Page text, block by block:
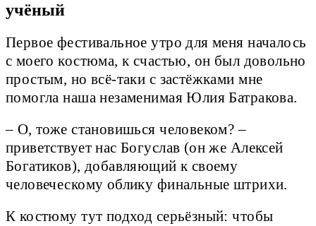
учёный
Первое фестивальное утро для меня началось
с моего костюма, к счастью, он был довольно
простым, но всё-таки с застёжками мне
помогла наша незаменимая Юлия Батракова.
– О, тоже становишься человеком? –
приветствует нас Богуслав (он же Алексей
Богатиков), добавляющий к своему
человеческому облику финальные штрихи.
К костюму тут подход серьёзный: чтобы